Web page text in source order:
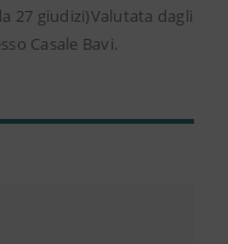
27 giudizi)Valutata dagli
Casale Bavi.